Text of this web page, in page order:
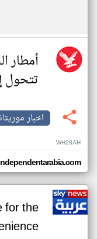
أمطار
تتحول
اخبار
WH28AH
for the